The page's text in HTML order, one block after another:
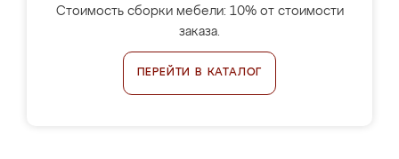
Стоимость сборки мебели: 10% от стоимости
заказа.
ПЕРЕЙТИ В КАТАЛОГ